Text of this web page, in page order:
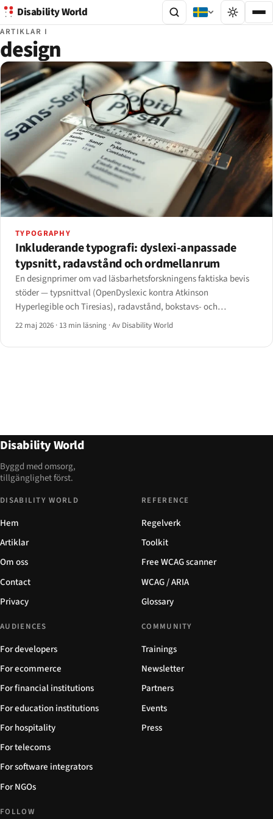
Disability World
ARTIKLAR I
design
TYPOGRAPHY
Inkluderande typografi: dyslexi-anpassade
typsnitt, radavstånd och ordmellanrum
En designprimer om vad läsbarhetsforskningens faktiska bevis
stöder — typsnittval (OpenDyslexic kontra Atkinson
Hyperlegible och Tiresias), radavstånd, bokstavs- och
ordmellanrum, styckeavstånd samt de underskattade faktorerna
22 maj 2026 · 13 min läsning ·Av Disability World
Disability World
Byggd med omsorg,
tillgänglighet först.
DISABILITY WORLD
Hem
Artiklar
Om oss
Contact
Privacy
REFERENCE
Regelverk
Toolkit
Free WCAG scanner
WCAG / ARIA
Glossary
AUDIENCES
For developers
For ecommerce
For financial institutions
For education institutions
For hospitality
For telecoms
For software integrators
For NGOs
COMMUNITY
Trainings
Newsletter
Partners
Events
Press
FOLLOW